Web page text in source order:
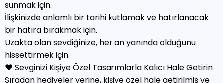
sunmak için.
İlişkinizde anlamlı bir tarihi kutlamak ve hatırlanacak
bir hatıra bırakmak için.
Uzakta olan sevdiğinize, her an yanında olduğunu
hissettirmek için.
❤️ Sevginizi Kişiye Özel Tasarımlarla Kalıcı Hale Getirin
Sıradan hediyeler yerine, kişiye özel hale getirilmiş ve